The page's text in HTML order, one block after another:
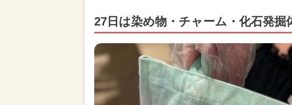
27日は染め物・チャーム・化石発掘